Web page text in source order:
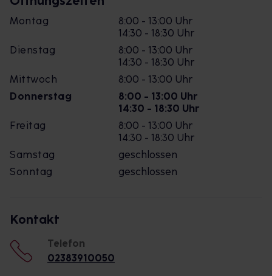
Montag
8:00 - 13:00 Uhr
14:30 - 18:30 Uhr
Dienstag
8:00 - 13:00 Uhr
14:30 - 18:30 Uhr
Mittwoch
8:00 - 13:00 Uhr
Donnerstag
8:00 - 13:00 Uhr
14:30 - 18:30 Uhr
Freitag
8:00 - 13:00 Uhr
14:30 - 18:30 Uhr
Samstag
geschlossen
Sonntag
geschlossen
Kontakt
Telefon
02383910050